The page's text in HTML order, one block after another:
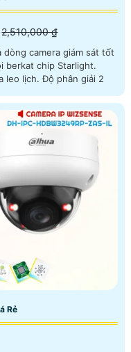
2,510,000 ₫
dòng camera giám sát tốt
berkat chip Starlight.
leo lịch. Độ phân giải 2
Rẻ